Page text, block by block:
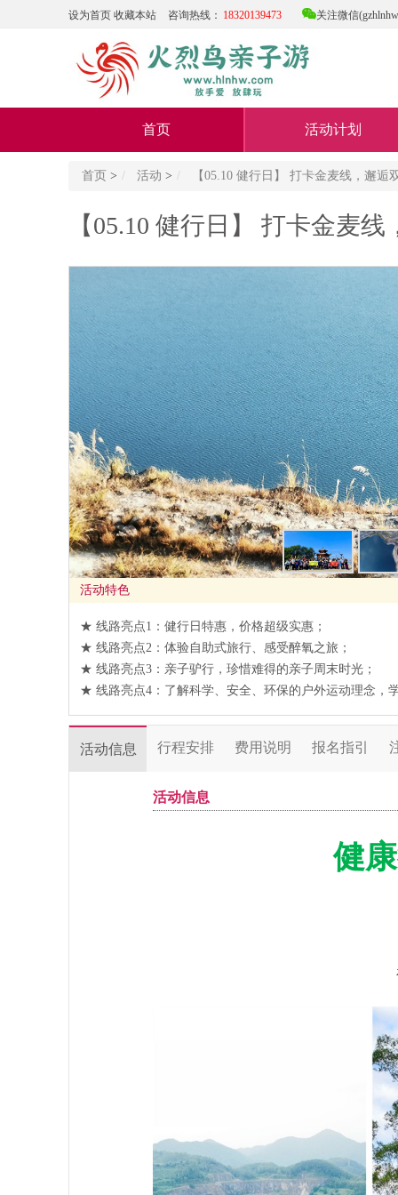
设为首页 收藏本站 咨询热线： 18320139473 关注微信
首页 活动计划
首页 > 活动 > 【05.10 健行日】 打卡金麦线，邂
【05.10 健行日】 打卡金麦
活动特色
★ 线路亮点1：健行日特惠，价格超级实惠；
★ 线路亮点2：体验自助式旅行、感受醉氧之旅；
★ 线路亮点3：亲子驴行，珍惜难得的亲子周末时光；
★ 线路亮点4：了解科学、安全、环保的户外运动理念，
活动信息 行程安排 费用说明 报名指引
活动信息
健